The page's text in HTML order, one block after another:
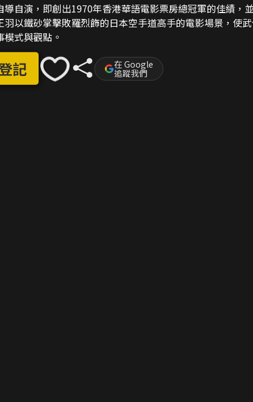
導自演，即創出1970年香港華語電影票房總冠軍的佳績，
羽以鐵砂掌擊敗羅烈飾的日本空手道高手的電影場景，使
式與觀點。
記 在 Google
追蹤我們